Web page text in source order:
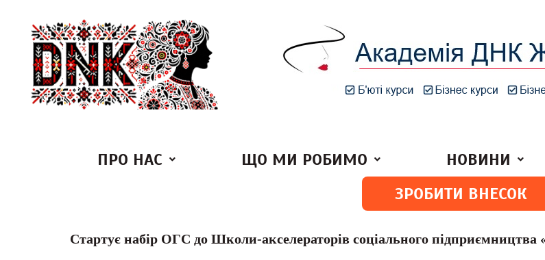
ПРО НАС ЩО МИ РОБИМО НОВИНИ
ЗРОБИТИ ВНЕСОК
Стартує набір ОГС до Школи-акселераторів соціального підприємництва